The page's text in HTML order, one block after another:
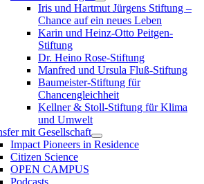
Iris und Hartmut Jürgens Stiftung –
Chance auf ein neues Leben
Karin und Heinz-Otto Peitgen-
Stiftung
Dr. Heino Rose-Stiftung
Manfred und Ursula Fluß-Stiftung
Baumeister-Stiftung für
Chancengleichheit
Kellner & Stoll-Stiftung für Klima
und Umwelt
mit Gesellschaft
Impact Pioneers in Residence
Citizen Science
OPEN CAMPUS
Podcasts